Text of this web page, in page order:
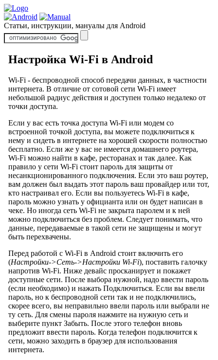
Статьи, инструкции, мануалы для Android
Настройка Wi-Fi в Android
Wi-Fi - беспроводной способ передачи данных, в частности
интернета. В отличие от сотовой сети Wi-Fi имеет
небольшой радиус действия и доступен только недалеко от
точки доступа.
Если у вас есть точка доступа Wi-Fi или модем со
встроенной точкой доступа, вы можете подключиться к
нему и сидеть в интернете на хорошей скорости полностью
бесплатно. Если же у вас не имеется домашнего роутера,
Wi-Fi можно найти в кафе, ресторанах и так далее. Как
правило у сети Wi-Fi стоит пароль для защиты от
несанкционированного подключения. Если это ваш роутер,
вам должен был выдать этот пароль ваш провайдер или тот,
кто настраивал его. Если вы пользуетесь Wi-Fi в кафе,
пароль можно узнать у официанта или он будет написан в
чеке. Но иногда сеть Wi-Fi не закрыта паролем и к ней
можно подключиться без проблем. Следует понимать, что
данные, передаваемые в такой сети не защищены и могут
быть перехвачены.
Перед работой с Wi-Fi в Android стоит включить его
(Настройки->Сеть->Настройки Wi-Fi), поставить галочку
напротив Wi-Fi. Ниже девайс просканирует и покажет
доступные сети. После выбора нужной, надо ввести пароль
(если необходимо) и нажать Подключиться. Если вы ввели
пароль, но к беспроводной сети так и не подключились,
скорее всего, вы неправильно ввели пароль или выбрали не
ту сеть. Для смены пароля нажмите на нужную сеть и
выберите пункт Забыть. После этого телефон вновь
предложит ввести пароль. Когда телефон подключится к
сети, можно заходить в браузер для использования
интернета.